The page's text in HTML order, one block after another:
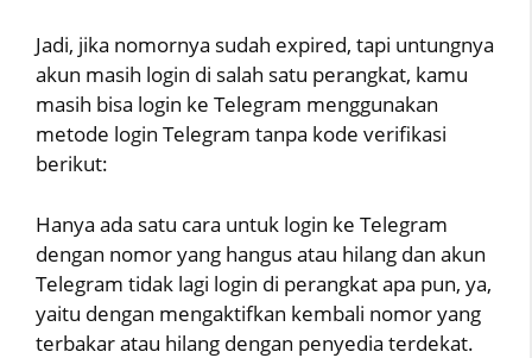
Jadi, jika nomornya sudah expired, tapi untungnya
akun masih login di salah satu perangkat, kamu
masih bisa login ke Telegram menggunakan
metode login Telegram tanpa kode verifikasi
berikut:
Hanya ada satu cara untuk login ke Telegram
dengan nomor yang hangus atau hilang dan akun
Telegram tidak lagi login di perangkat apa pun, ya,
yaitu dengan mengaktifkan kembali nomor yang
terbakar atau hilang dengan penyedia terdekat.